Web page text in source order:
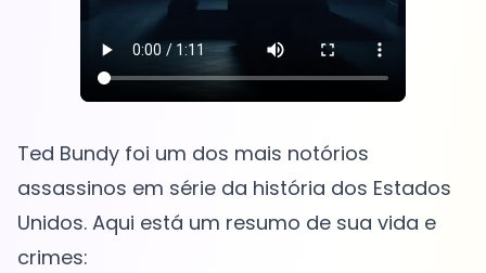
Ted Bundy foi um dos mais notórios
assassinos em série da história dos Estados
Unidos. Aqui está um resumo de sua vida e
crimes: